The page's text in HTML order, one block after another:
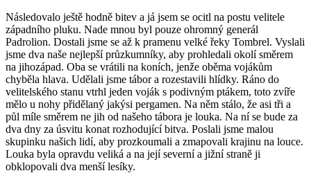
Následovalo ještě hodně bitev a já jsem se ocitl na postu velitele
západního pluku. Nade mnou byl pouze ohromný generál
Padrolion. Dostali jsme se až k pramenu velké řeky Tombrel. Vyslali
jsme dva naše nejlepší průzkumníky, aby prohledali okolí směrem
na jihozápad. Oba se vrátili na koních, jenže oběma vojákům
chyběla hlava. Udělali jsme tábor a rozestavili hlídky. Ráno do
velitelského stanu vtrhl jeden voják s podivným ptákem, toto zvíře
mělo u nohy přidělaný jakýsi pergamen. Na něm stálo, že asi tři a
půl míle směrem ne jih od našeho tábora je louka. Na ní se bude za
dva dny za úsvitu konat rozhodující bitva. Poslali jsme malou
skupinku našich lidí, aby prozkoumali a zmapovali krajinu na louce.
Louka byla opravdu veliká a na její severní a jižní straně ji
obklopovali dva menší lesíky.